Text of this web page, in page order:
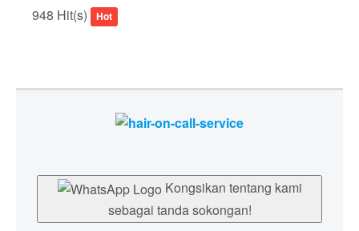
948 Hit(s)
Hot
sebagai tanda sokongan!